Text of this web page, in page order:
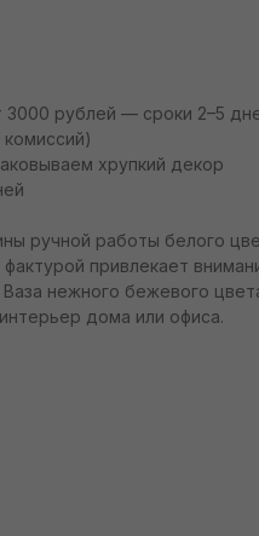
3000 рублей — сроки 2–5
хрупкий декор
ручной работы белого
привлекает
нежного бежевого
дома или офиса.